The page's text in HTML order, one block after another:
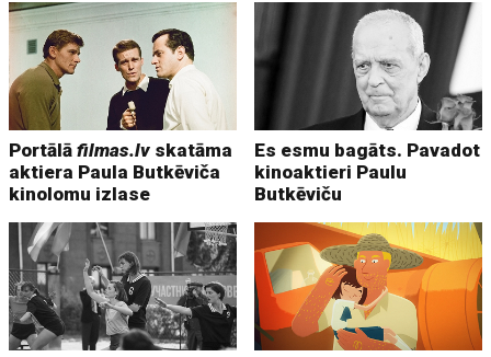
Portālāfilmas.lv skatāma
aktiera Paula Butkēviča
kinolomu izlase
Es esmu bagāts. Pavadot
kinoaktieri Paulu
Butkēviču